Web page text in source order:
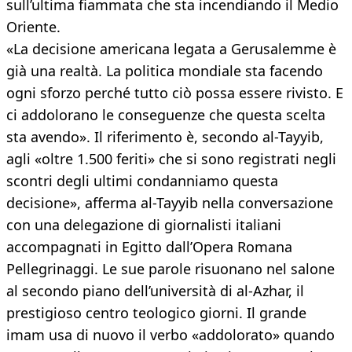
sull’ultima fiammata che sta incendiando il Medio
Oriente.
«La decisione americana legata a Gerusalemme è
già una realtà. La politica mondiale sta facendo
ogni sforzo perché tutto ciò possa essere rivisto. E
ci addolorano le conseguenze che questa scelta
sta avendo». Il riferimento è, secondo al-Tayyib,
agli «oltre 1.500 feriti» che si sono registrati negli
scontri degli ultimi condanniamo questa
decisione», afferma al-Tayyib nella conversazione
con una delegazione di giornalisti italiani
accompagnati in Egitto dall’Opera Romana
Pellegrinaggi. Le sue parole risuonano nel salone
al secondo piano dell’università di al-Azhar, il
prestigioso centro teologico giorni. Il grande
imam usa di nuovo il verbo «addolorato» quando